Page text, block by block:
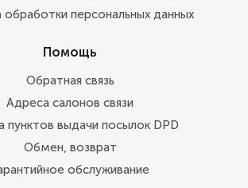
обработки персональных данных
Помощь
Обратная связь
Адреса салонов связи
пунктов выдачи посылок DPD
Обмен, возврат
обслуживание